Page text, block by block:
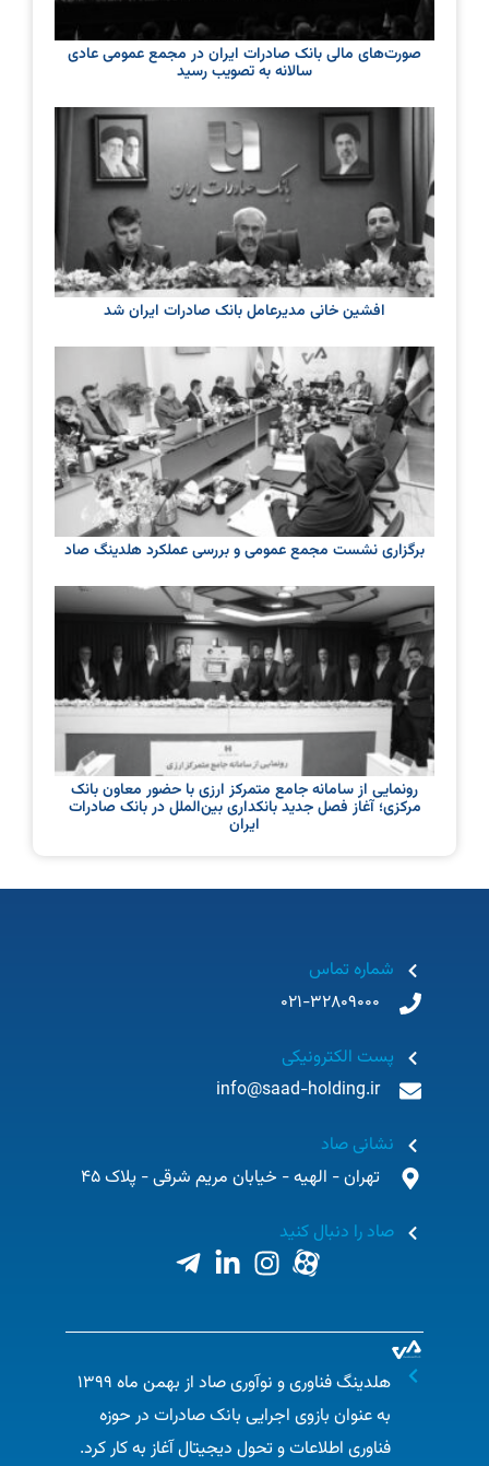
صورت‌های مالی بانک صادرات ایران در مجمع عمومی عادی
سالانه به تصویب رسید
افشین خانی مدیرعامل بانک صادرات ایران شد
برگزاری نشست مجمع عمومی و بررسی عملکرد هلدینگ صاد
رونمایی از سامانه جامع متمرکز ارزی با حضور معاون بانک
مرکزی؛ آغاز فصل جدید بانکداری بین‌الملل در بانک صادرات
ایران
شماره تماس
021-32809000
پست الکترونیکی
info@saad-holding.ir
نشانی صاد
تهران - الهیه - خیابان مریم شرقی - پلاک 45
صاد را دنبال کنید
هلدینگ فناوری و نوآوری صاد از بهمن ماه ۱۳۹۹
به عنوان بازوی اجرایی بانک صادرات در حوزه
فناوری اطلاعات و تحول دیجیتال آغاز به کار کرد.